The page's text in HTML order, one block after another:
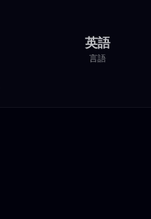
英語
言語